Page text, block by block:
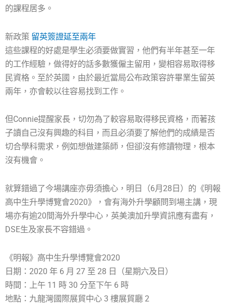
的課程居多。
新政策 留英簽證延至兩年
這些課程的好處是學生必須要做實習，他們有半年甚至一年
的工作經驗，做得好的話多數獲僱主留用，變相容易取得移
民資格。至於英國，由於最近當局公布政策容許畢業生留英
兩年，亦會較以往容易找到工作。
但Connie提醒家長，切勿為了較容易取得移民資格，而著孩
子讀自己沒有興趣的科目，而且必須要了解他們的成績是否
切合學科需求，例如想做建築師，但卻沒有修讀物理，根本
沒有機會。
就算錯過了今場講座亦毋須擔心，明日（6月28日）的《明報
高中生升學博覽會2020》，會有海外升學顧問到場主講，現
場亦有逾20間海外升學中心，英美澳加升學資訊應有盡有，
DSE生及家長不容錯過。
《明報》高中生升學博覽會2020
日期：2020 年 6 月 27 至 28 日（星期六及日）
時間：上午 11 時 30 分至下午 6 時
地點：九龍灣國際展貿中心 3 樓展貿廳 2